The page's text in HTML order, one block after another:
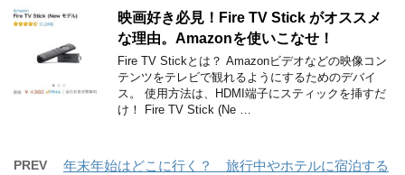
映画好き必見！Fire TV Stick がオススメ
な理由。Amazonを使いこなせ！
Fire TV Stickとは？ Amazonビデオなどの映像コン
テンツをテレビで観れるようにするためのデバイ
ス。 使用方法は、HDMI端子にスティックを挿すだ
け！ Fire TV Stick (Ne …
PREV
年末年始はどこに行く？ 旅行中やホテルに宿泊する